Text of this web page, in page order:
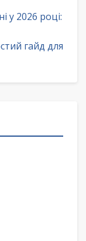
у 2026 році:
гайд для